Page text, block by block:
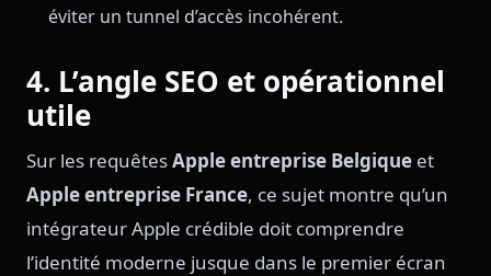
éviter un tunnel d’accès incohérent.
4. L’angle SEO et opérationnel
utile
Sur les requêtesApple entreprise Belgique et
Apple entreprise France, ce sujet montre qu’un
intégrateur Apple crédible doit comprendre
l’identité moderne jusque dans le premier écran